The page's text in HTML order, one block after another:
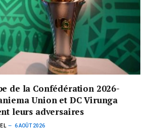
de la Confédération 2026-
Union et DC Virunga
leurs adversaires
6 AOÛT 2026